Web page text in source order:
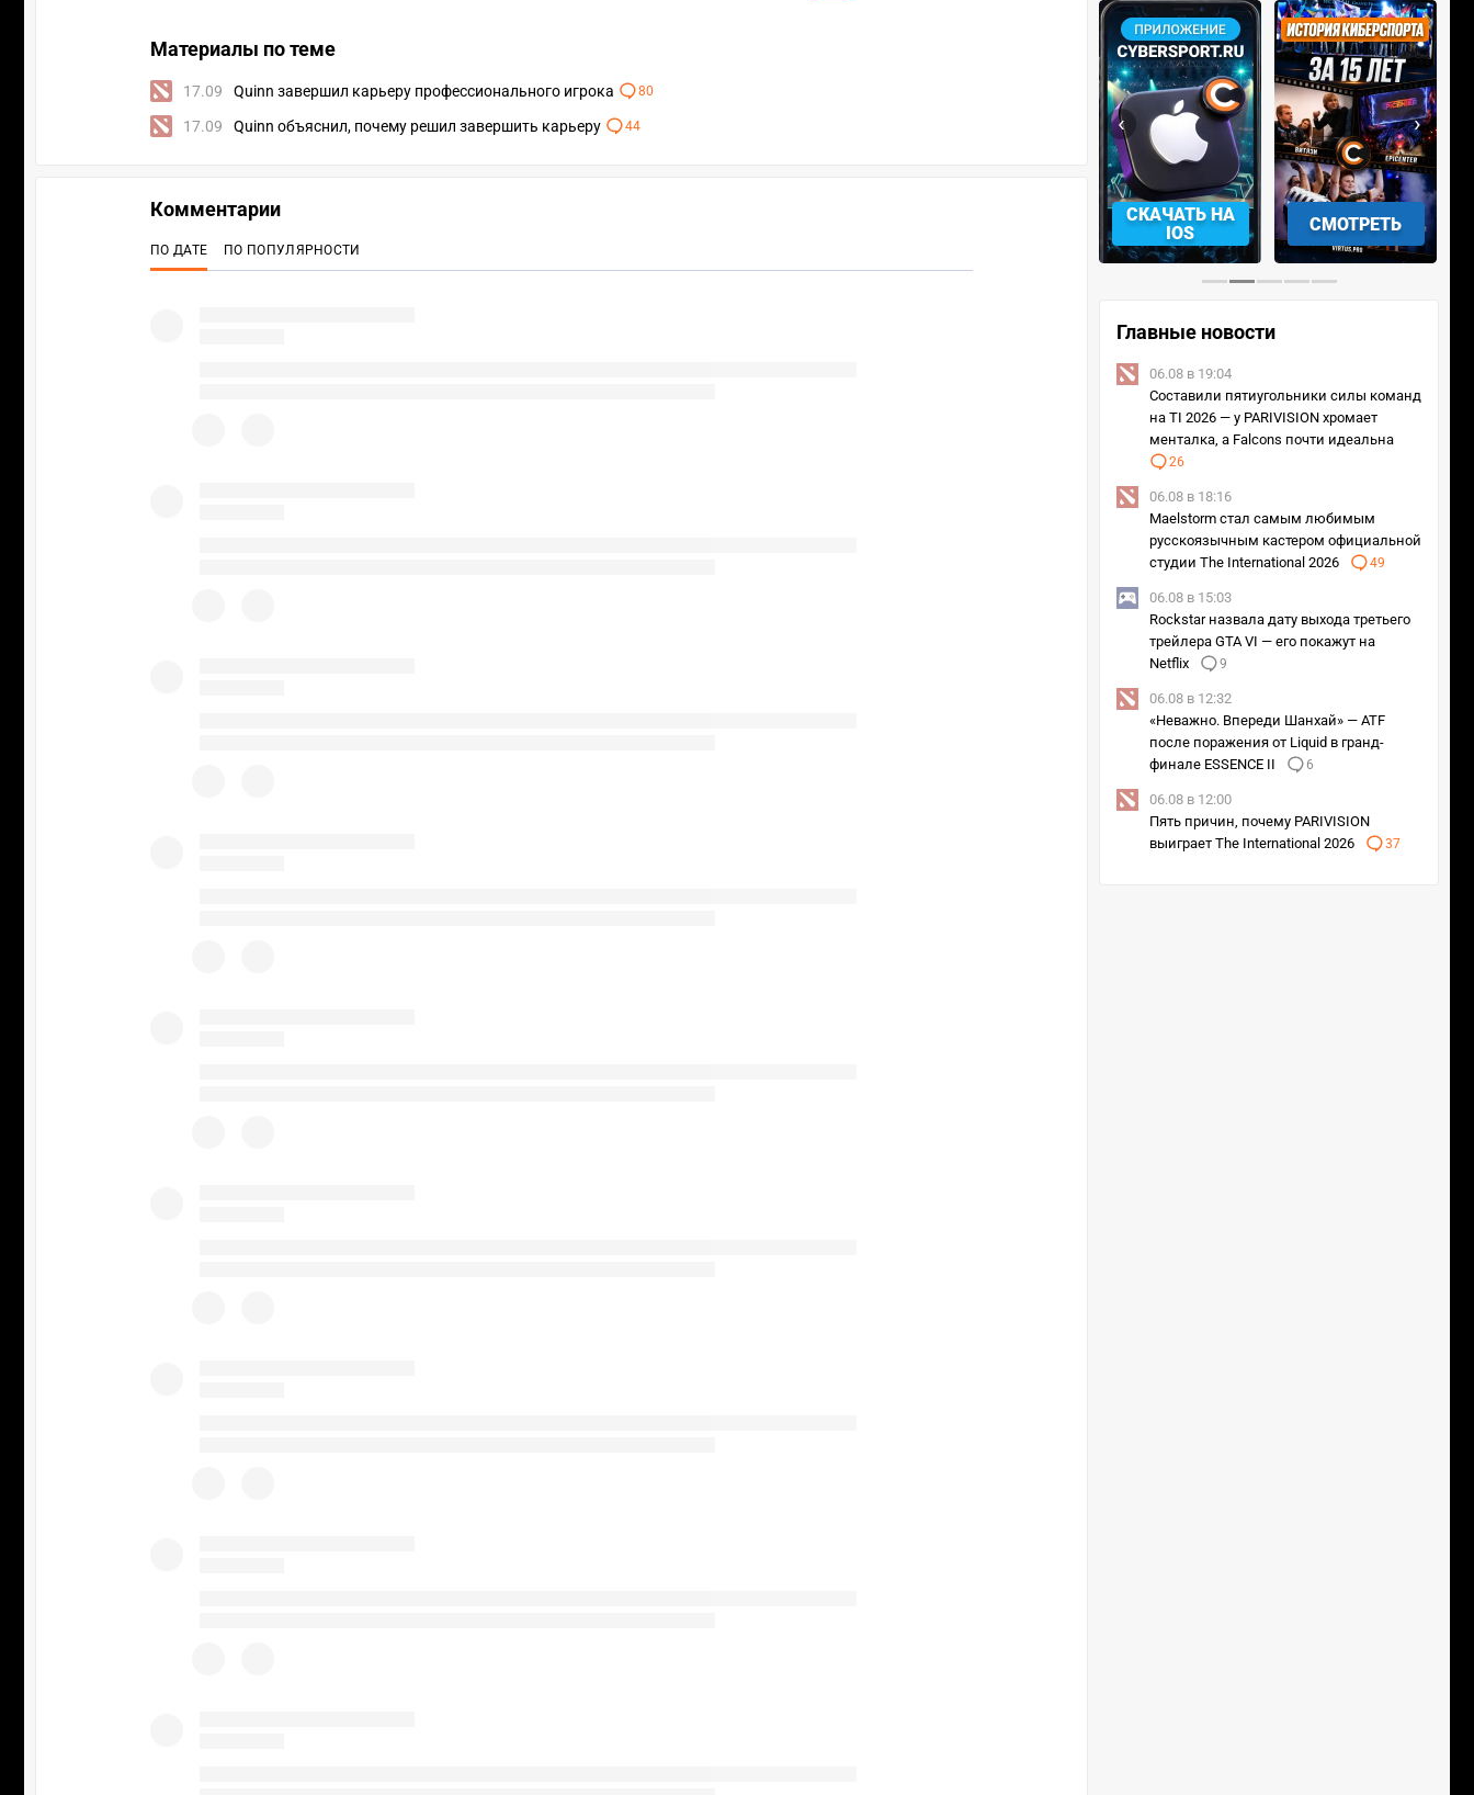
Материалы по теме
17.09 Quinn завершил карьеру профессионального игрока 80
17.09 Quinn объяснил, почему решил завершить карьеру 44
СМОТРЕТЬ УЧАСТВОВАТЬ
‹ ›
Главные новости
06.08 в 19:04
Составили пятиугольники силы команд
на TI 2026 — у PARIVISION хромает
менталка, а Falcons почти идеальна
26
06.08 в 18:16
Maelstorm стал самым любимым
русскоязычным кастером официальной
студии The International 2026
49
06.08 в 15:03
Rockstar назвала дату выхода третьего
трейлера GTA VI — его покажут на
Netflix
9
06.08 в 12:32
«Неважно. Впереди Шанхай» — ATF
после поражения от Liquid в гранд-
финале ESSENCE II
6
06.08 в 12:00
Пять причин, почему PARIVISION
выиграет The International 2026
37
Комментарии
ПО ДАТЕ ПО ПОПУЛЯРНОСТИ